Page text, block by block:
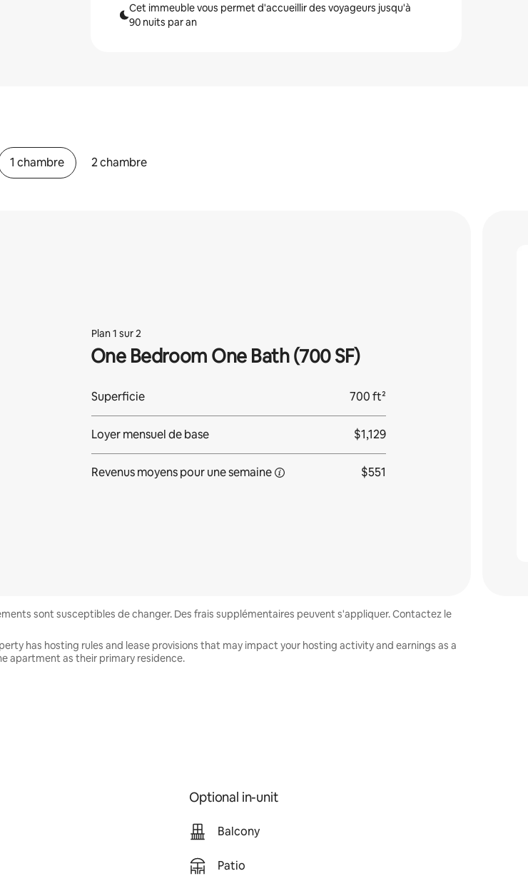
Cet immeuble vous permet d'accueillir des voyageurs jusqu'à
90 nuits par an
1 chambre 2 chambre
Plan 1 sur 2
One Bedroom One Bath (700 SF)
Superficie 700 ft²
Loyer mensuel de base $1,129
Revenus moyens pour unesemaine $551
sont susceptibles de changer. Des frais supplémentaires peuvent s'appliquer. Contactez le
has hosting rules and lease provisions that may impact your hosting activity and earnings as a
apartment as their primary residence.
Optional in-unit
Balcony
Patio